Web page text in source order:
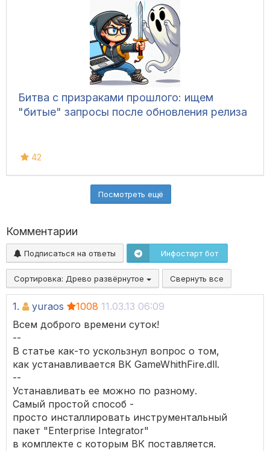
Битва с призраками прошлого: ищем
"битые" запросы после обновления релиза
42
Посмотреть ещё
Комментарии
Подписаться на ответы Инфостарт бот
Сортировка: Древо развёрнутое Свернуть все
1. yuraos 1008 11.03.13 06:09
Всем доброго времени суток!
--
В статье как-то ускользнул вопрос о том,
как устанавливается ВК GameWhithFire.dll.
--
Устанавливать ее можно по разному.
Самый простой способ -
просто инсталлировать инструментальный
пакет "Enterprise Integrator"
в комплекте с которым ВК поставляется.